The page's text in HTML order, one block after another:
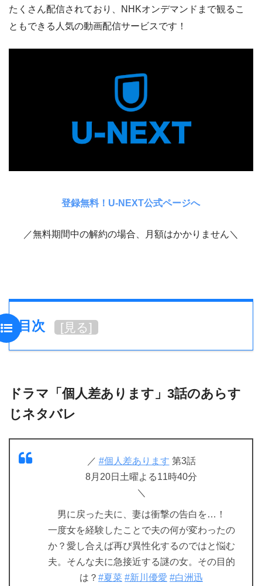
たくさん配信されており、NHKオンデマンドまで観るこ
ともできる人気の動画配信サービスです！
登録無料！U-NEXT公式ページへ
／無料期間中の解約の場合、月額はかかりません＼
目次 [見る]
ドラマ「個人差あります」3話のあらす
じネタバレ
／ #個人差あります 第3話
8月20日土曜よる11時40分
＼
男に戻った夫に、妻は衝撃の告白を…！
一度女を経験したことで夫の何が変わったの
か？愛し合えば再び異性化するのではと悩む
夫。そんな夫に急接近する謎の女。その目的
は？ #夏菜 #新川優愛 #白洲迅